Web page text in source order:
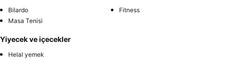
Bilardo
Fitness
Masa Tenisi
Yiyecek ve içecekler
Helal yemek